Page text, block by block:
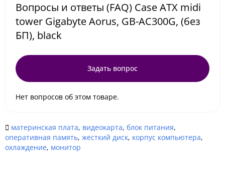
Вопросы и ответы (FAQ) Case ATX midi
tower Gigabyte Aorus, GB-AC300G, (без
БП), black
Задать вопрос
Нет вопросов об этом товаре.
материнская плата, видеокарта, блок питания,
оперативная память, жесткий диск, корпус компьютера,
охлаждение, монитор